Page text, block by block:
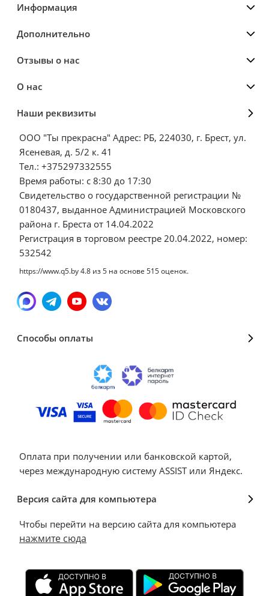
Информация
Дополнительно
Отзывы о нас
О нас
Наши реквизиты
ООО "Ты прекрасна" Адрес: РБ, 224030, г. Брест, ул.
Ясеневая, д. 5/2 к. 41
Тел.: +375297332555
Время работы: с 8:30 до 17:30
Свидетельство о государственной регистрации №
0180437, выданное Администрацией Московского
района г. Бреста от 14.04.2022
Регистрация в торговом реестре 20.04.2022, номер:
532542
https://www.q5.by4.8 из5 на основе 515оценок.
Способы оплаты
Оплата при получении или банковской картой,
через международную систему ASSIST или Яндекс.
Версия сайта для компьютера
Чтобы перейти на версию сайта для компьютера
нажмите сюда